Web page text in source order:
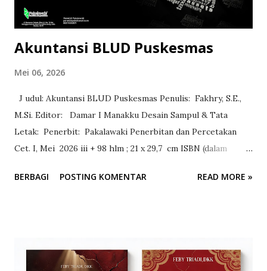
Harga Link: www.penerbitpakalawaki.com
=================...
Akuntansi BLUD Puskesmas
Mei 06, 2026
J udul: Akuntansi BLUD Puskesmas Penulis: Fakhry, S.E.,
M.Si. Editor: Damar I Manakku Desain Sampul & Tata
Letak: Penerbit: Pakalawaki Penerbitan dan Percetakan
Cet. I, Mei 2026 iii + 98 hlm ; 21 x 29,7 cm ISBN (dalam
==================================== Alhamdulillahi
dilancarkan. Buku Akuntansi Akuntansi BLUD Puskesmas ini
dibuat untuk membantu memenuhi kebutuhan para aktor
BERBAGI POSTING KOMENTAR READ MORE »